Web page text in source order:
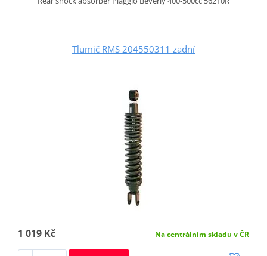
Tlumič RMS 204550311 zadní
1 019 Kč Na centrálním skladu v ČR